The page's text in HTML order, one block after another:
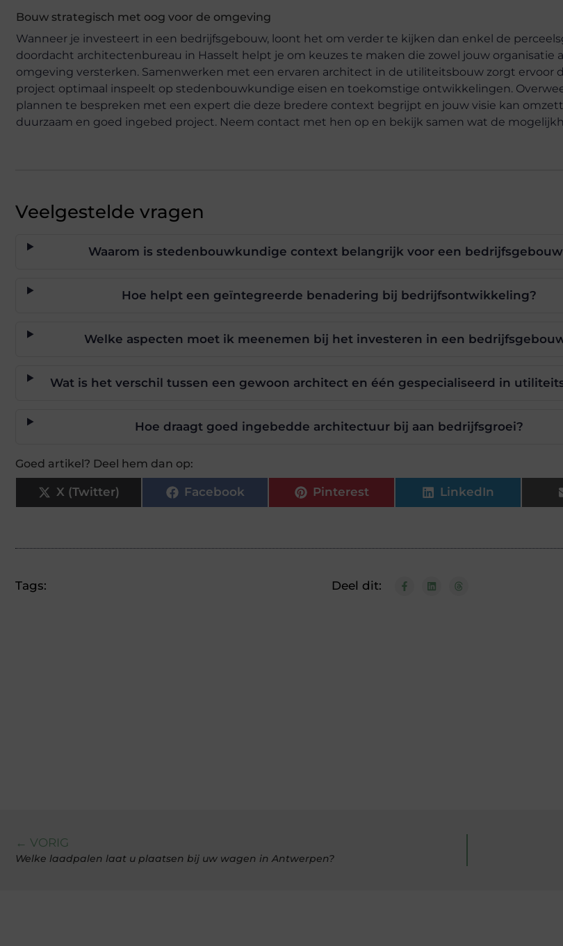
Bouw strategisch met oog voor de omgeving
Wanneer je investeert in een bedrijfsgebouw, loont het om verder te kijken dan enkel de
doordacht architectenbureau in Hasselt helpt je om keuzes te maken die zowel jouw organisatie
omgeving versterken. Samenwerken met een ervaren architect in de utiliteitsbouw zorgt ervoor
project optimaal inspeelt op stedenbouwkundige eisen en toekomstige ontwikkelingen.
plannen te bespreken met een expert die deze bredere context begrijpt en jouw visie kan
duurzaam en goed ingebed project. Neem contact met hen op en bekijk samen wat de
Veelgestelde vragen
Waarom is stedenbouwkundige context belangrijk voor een
Hoe helpt een geïntegreerde benadering bij bedrijfsontwikkeling?
Welke aspecten moet ik meenemen bij het investeren in een
Wat is het verschil tussen een gewoon architect en één gespecialiseerd in
Hoe draagt goed ingebedde architectuur bij aan bedrijfsgroei?
Goed artikel? Deel hem dan op:
X (Twitter) Facebook Pinterest LinkedIn
Tags: Deel dit:
← VORIG
Welke laadpalen laat u plaatsen bij uw wagen in Antwerpen?